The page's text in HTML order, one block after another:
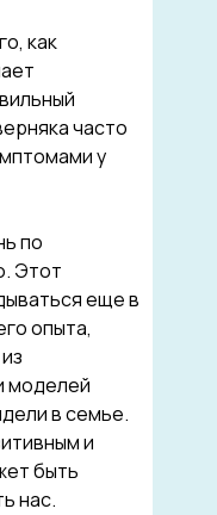
как
часто
у
по
Этот
еще в
опыта,
моделей
в семье.
и
быть
нас.